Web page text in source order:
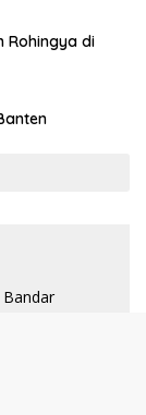
Rohingya di